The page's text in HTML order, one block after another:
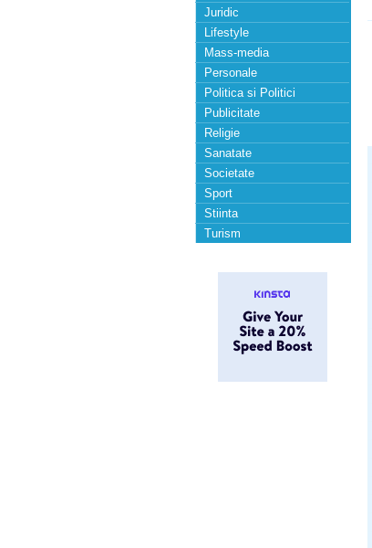
Juridic
Lifestyle
Mass-media
Personale
Politica si Politici
Publicitate
Religie
Sanatate
Societate
Sport
Stiinta
Turism